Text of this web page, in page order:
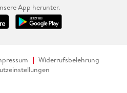
App herunter.
Widerrufsbelehrung